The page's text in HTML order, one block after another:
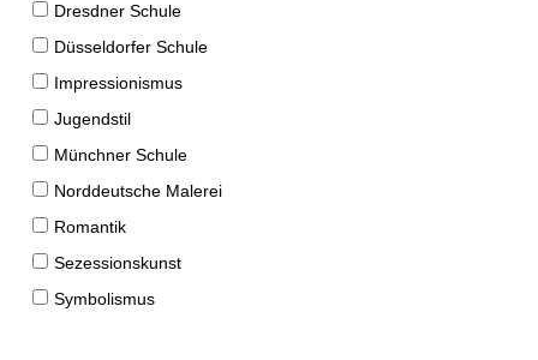
Dresdner Schule
Düsseldorfer Schule
Impressionismus
Jugendstil
Münchner Schule
Norddeutsche Malerei
Romantik
Sezessionskunst
Symbolismus